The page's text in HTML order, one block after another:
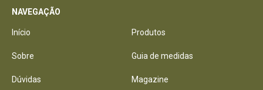
NAVEGAÇÃO
Início Produtos
Sobre Guia de medidas
Dúvidas Magazine